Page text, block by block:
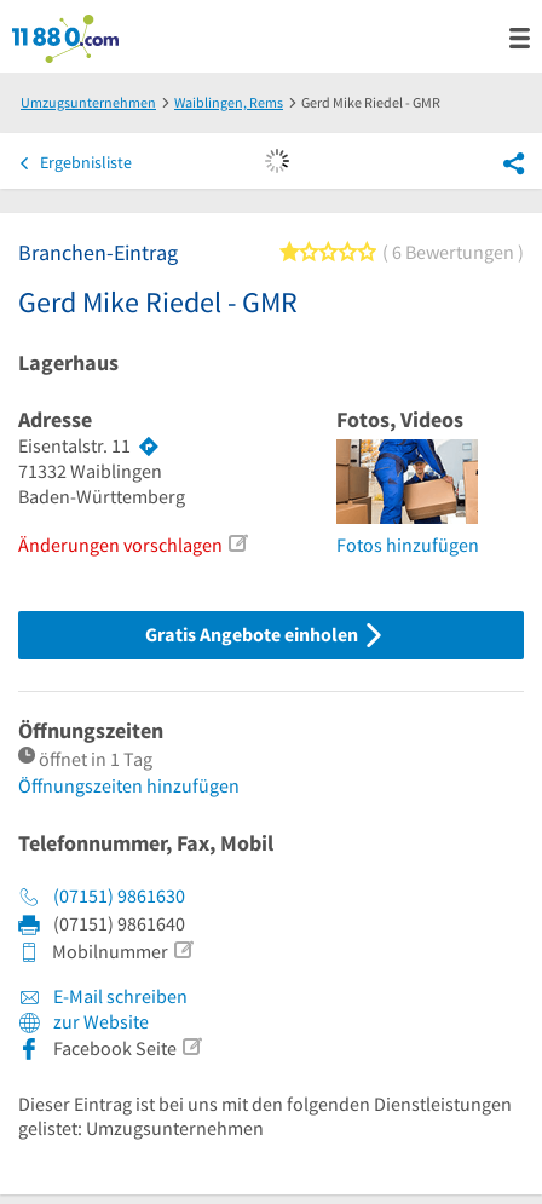
Umzugsunternehmen Waiblingen, Rems Gerd Mike Riedel - GMR
Ergebnisliste
Branchen-Eintrag 1 von 5 Sternen
6 Bewertungen
Gerd Mike Riedel - GMR
Lagerhaus
Adresse
Eisentalstr. 11
71332Waiblingen
Baden-Württemberg
Änderungen vorschlagen
Fotos, Videos
Fotos hinzufügen
Gratis Angebote einholen
Öffnungszeiten
öffnet in 1 Tag
Öffnungszeiten hinzufügen
Telefonnummer, Fax, Mobil
(07151) 9861630
(07151) 9861640
Mobilnummer
E-Mail schreiben
zur Website
Facebook Seite
Dieser Eintrag ist bei uns mit den folgenden Dienstleistungen
gelistet: Umzugsunternehmen